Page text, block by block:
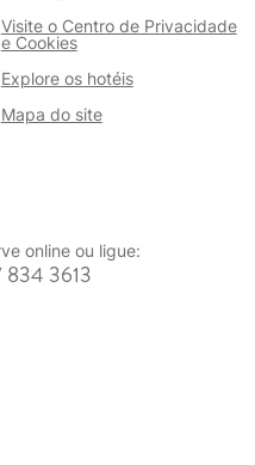
Visite o Centro de Privacidade
e Cookies
Explore os hotéis
Mapa do site
online ou ligue:
834 3613